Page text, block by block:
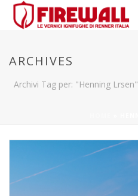
ARCHIVES
Archivi Tag per: "Henning Lrsen"